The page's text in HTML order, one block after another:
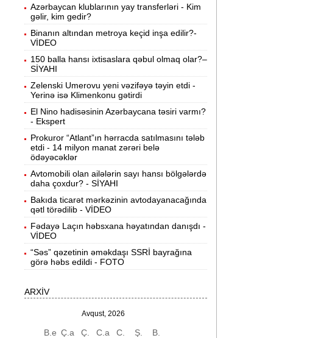
8:30
Paytaxtın bu yollarında sıxlıq var -
SİYAHI
12:55
Ermənistan suriyalı ermənilərə pasport
verir -81 min dollar ayırıb
12:40 David Seliverstov ölkədən qaçdı -YENİ
İDDİALAR
12:24 Müavinət alanların diqqətinə:
ödənişi dayandırılır?
12:06
“Azərişıq“ Bakı və ətraf ərazilərdə yeni
güc mərkəzləri yaradır -VİDEO
11:49
Bu il Azərbaycanda tibbi xidmətlərin nə
qədər bahalandığı açıqlandı -
Qiymətlər
11:34
İnvestisiya şirkətlərinin yanvar-iyul
üzrə dövriyyəsi nə qədər olub? -
CƏDVƏL
11:20
Sabiq nazirin müsadirə olunan əmlakı
satıldı -463 min manata
Azərbaycan klublarının yay transferləri - Kim
gəlir, kim gedir?
Binanın altından metroya keçid inşa edilir?-
VİDEO
150 balla hansı ixtisaslara qəbul olmaq olar?–
SİYAHI
Zelenski Umerovu yeni vəzifəyə təyin etdi -
Yerinə isə Klimenkonu gətirdi
El Nino hadisəsinin Azərbaycana təsiri varmı?
- Ekspert
Prokuror “Atlant”ın hərracda satılmasını tələb
etdi - 14 milyon manat zərəri belə
ödəyəcəklər
Avtomobili olan ailələrin sayı hansı bölgələrdə
daha çoxdur? - SİYAHI
Bakıda ticarət mərkəzinin avtodayanacağında
qətl törədilib - VİDEO
Fədayə Laçın həbsxana həyatından danışdı -
VİDEO
“Səs” qəzetinin əməkdaşı SSRİ bayrağına
görə həbs edildi - FOTO
ARXİV
Avqust, 2026
B.e Ç.a Ç. C.a C. Ş. B.